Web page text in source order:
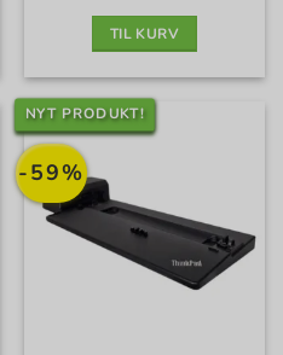
TIL KURV
-59%
NYT PRODUKT!